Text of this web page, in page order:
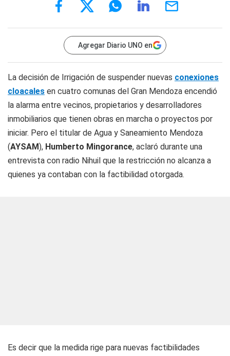
Agregar Diario UNO en
La decisión de Irrigación de suspender nuevas conexiones
cloacales en cuatro comunas del Gran Mendoza encendió
la alarma entre vecinos, propietarios y desarrolladores
inmobiliarios que tienen obras en marcha o proyectos por
iniciar. Pero el titular de Agua y Saneamiento Mendoza
(AYSAM), Humberto Mingorance, aclaró durante una
entrevista con radio Nihuil que la restricción no alcanza a
quienes ya contaban con la factibilidad otorgada.
Es decir que la medida rige para nuevas factibilidades